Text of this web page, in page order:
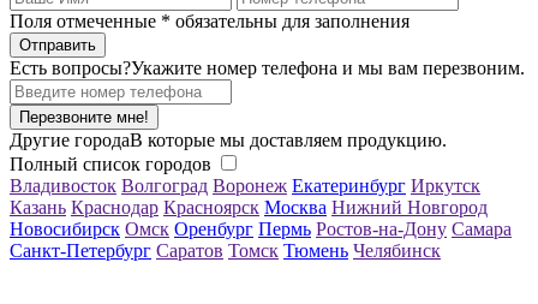
Поля отмеченные * обязательны для заполнения
Есть вопросы?Укажите номер телефона и мы вам перезвоним.
Перезвоните мне!
Другие городаВ которые мы доставляем продукцию.
Полный список городов
Владивосток Волгоград Воронеж Екатеринбург Иркутск
Казань Краснодар Красноярск Москва Нижний Новгород
Новосибирск Омск Оренбург Пермь Ростов-на-Дону Самара
Санкт-Петербург Саратов Томск Тюмень Челябинск